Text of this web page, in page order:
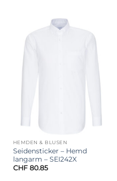
HEMDEN & BLUSEN
Seidensticker – Hemd
langarm – SEI242X
CHF80.85